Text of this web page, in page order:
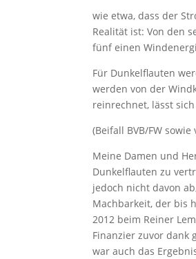
wie etwa, dass der
Realität ist: Von den
fünf einen
Für Dunkelflauten
werden von der
reinrechnet, lässt
(Beifall BVB/FW
Meine Damen und
Dunkelflauten zu
jedoch nicht davon
Machbarkeit, der bis
2012 beim Reiner
Finanzier zuvor dank
war auch das